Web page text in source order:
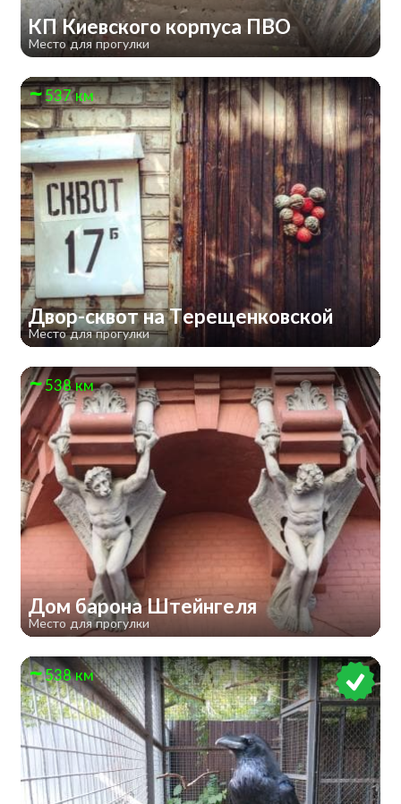
КП Киевского корпуса ПВО
Место для прогулки
537 км
Двор-сквот на Терещенковской
Место для прогулки
538 км
Дом барона Штейнгеля
Место для прогулки
538 км